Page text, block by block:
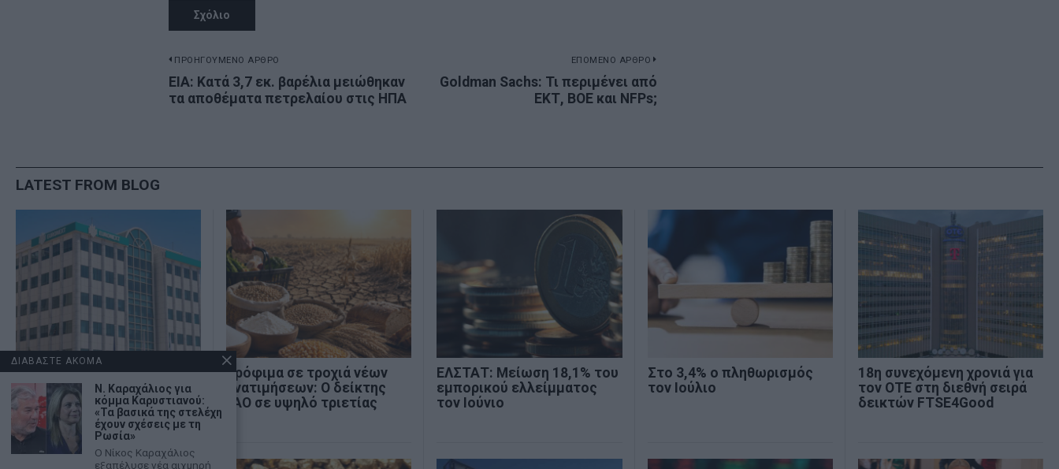
Πλοήγηση
άρθρων
ΠΡΟΗΓΟΥΜΕΝΟ ΑΡΘΡΟ
Previous
post:
ΕΙΑ: Κατά 3,7 εκ. βαρέλια μειώθηκαν
τα αποθέματα πετρελαίου στις ΗΠΑ
ΕΠΟΜΕΝΟ ΑΡΘΡΟ
Next
post:
Goldman Sachs: Τι περιμένει από
ΕΚΤ, ΒΟΕ και NFPs;
LATEST FROM BLOG
Χρηματιστήριο: Κλείσιμο
πάνω από τις 2.600
μονάδες και νέα θετική
εβδομάδα
Τρόφιμα σε τροχιά νέων
ανατιμήσεων: Ο δείκτης
FAO σε υψηλό τριετίας
ΕΛΣΤΑΤ: Μείωση 18,1% του
εμπορικού ελλείμματος
τον Ιούνιο
Στο 3,4% ο πληθωρισμός
τον Ιούλιο
18η συνεχόμενη χρονιά για
τον ΟΤΕ στη διεθνή σειρά
δεικτών FTSE4Good
ΔΙΑΒΑΣΤΕ ΑΚΟΜΑ
Ν. Καραχάλιος για
κόμμα Καρυστιανού:
«Τα βασικά της στελέχη
έχουν σχέσεις με τη
Ρωσία»
Ο Νίκος Καραχάλιος
εξαπέλυσε νέα αιχμηρή